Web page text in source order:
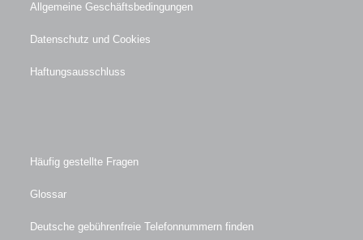
Allgemeine Geschäftsbedingungen
Datenschutz und Cookies
Haftungsausschluss
Häufig gestellte Fragen
Glossar
Deutsche gebührenfreie Telefonnummern finden